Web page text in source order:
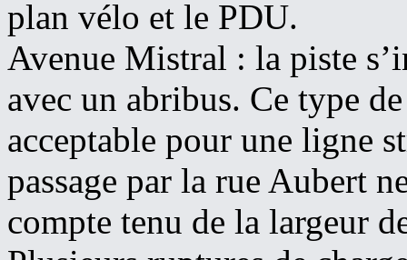
plan vélo et le PDU.
Avenue Mistral : la piste
avec un abribus. Ce type
acceptable pour une ligne
passage par la rue Aubert
compte tenu de la largeur